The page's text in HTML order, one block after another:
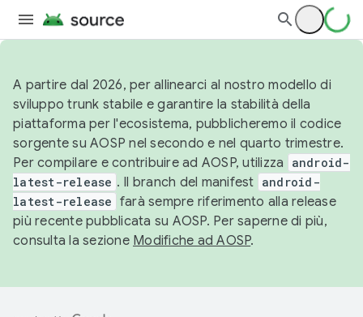
A partire dal 2026, per allinearci al nostro modello di
sviluppo trunk stabile e garantire la stabilità della
piattaforma per l'ecosistema, pubblicheremo il codice
sorgente su AOSP nel secondo e nel quarto trimestre.
Per compilare e contribuire ad AOSP, utilizza
android-
latest-release . Il branch del manifest android-
latest-release farà sempre riferimento alla release
più recente pubblicata su AOSP. Per saperne di più,
consulta la sezione Modifiche ad AOSP.